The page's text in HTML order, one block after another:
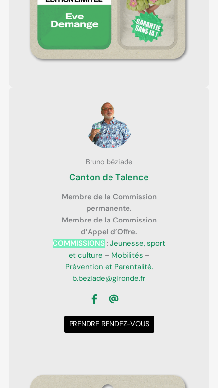
Bruno béziade
Canton de Talence
Membre de la Commission
permanente.
Membre de la Commission
d’Appel d’Offre.
COMMISSIONS : Jeunesse, sport
et culture – Mobilités –
Prévention et Parentalité.
b.beziade@gironde.fr
PRENDRE RENDEZ-VOUS